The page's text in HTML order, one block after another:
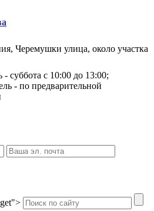
Черемушки улица, около участка
- суббота с 10:00 до 13:00;
- по предварительной